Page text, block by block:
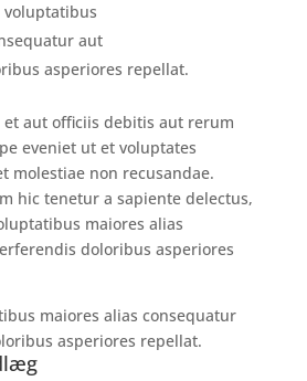
aut
asperiores repellat.
aut officiis debitis aut rerum
eveniet ut et voluptates
molestiae non recusandae.
hic tenetur a sapiente delectus,
maiores alias
doloribus asperiores
maiores alias consequatur
asperiores repellat.